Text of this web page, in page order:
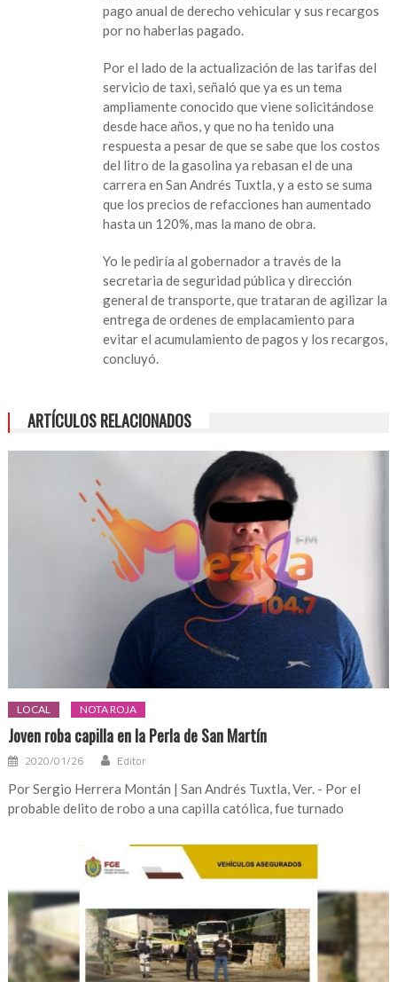
pago anual de derecho vehicular y sus recargos
por no haberlas pagado.
Por el lado de la actualización de las tarifas del
servicio de taxi, señaló que ya es un tema
ampliamente conocido que viene solicitándose
desde hace años, y que no ha tenido una
respuesta a pesar de que se sabe que los costos
del litro de la gasolina ya rebasan el de una
carrera en San Andrés Tuxtla, y a esto se suma
que los precios de refacciones han aumentado
hasta un 120%, mas la mano de obra.
Yo le pediría al gobernador a través de la
secretaria de seguridad pública y dirección
general de transporte, que trataran de agilizar la
entrega de ordenes de emplacamiento para
evitar el acumulamiento de pagos y los recargos,
concluyó.
ARTÍCULOS RELACIONADOS
LOCAL NOTA ROJA
Joven roba capilla en la Perla de San Martín
2020/01/26 Editor
Por Sergio Herrera Montán | San Andrés Tuxtla, Ver. - Por el
probable delito de robo a una capilla católica, fue turnado